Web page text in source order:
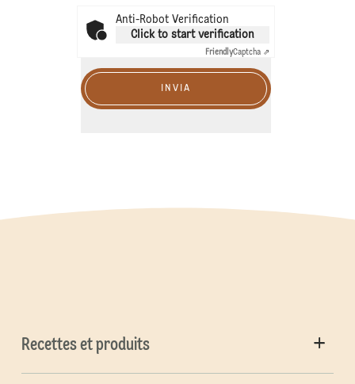
Anti-Robot Verification
Click to start verification
FriendlyCaptcha ⇗
INVIA
Recettes et produits